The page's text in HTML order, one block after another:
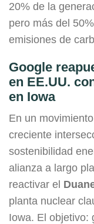
20% de la
pero más del
emisiones de
Google
en EE.UU.
en Iowa
En un
creciente
sostenibilidad
alianza a largo
reactivar el
planta nuclear
Iowa. El objetivo: